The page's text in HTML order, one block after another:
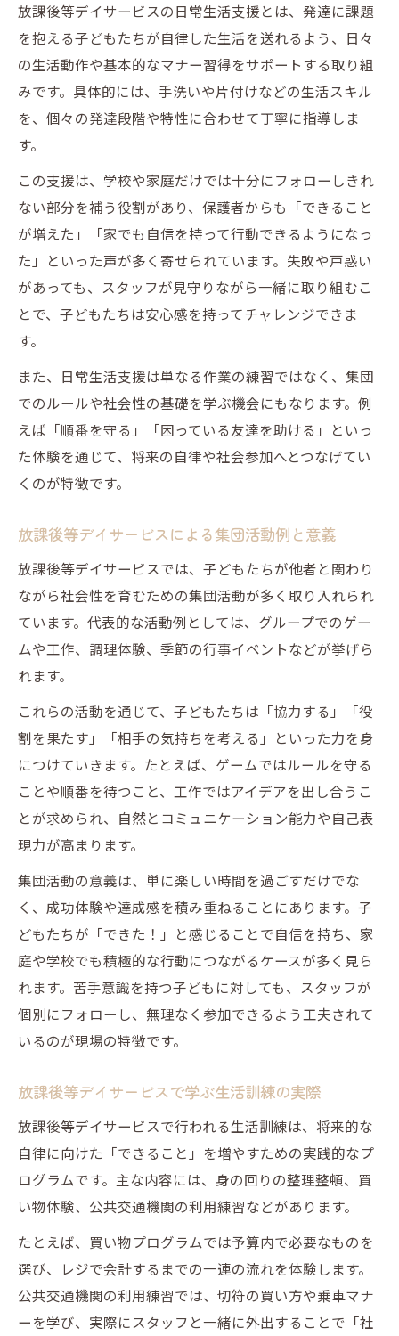
放課後等デイサービスの日常生活支援とは、発達に課題
を抱える子どもたちが自律した生活を送れるよう、日々
の生活動作や基本的なマナー習得をサポートする取り組
みです。具体的には、手洗いや片付けなどの生活スキル
を、個々の発達段階や特性に合わせて丁寧に指導しま
す。
この支援は、学校や家庭だけでは十分にフォローしきれ
ない部分を補う役割があり、保護者からも「できること
が増えた」「家でも自信を持って行動できるようになっ
た」といった声が多く寄せられています。失敗や戸惑い
があっても、スタッフが見守りながら一緒に取り組むこ
とで、子どもたちは安心感を持ってチャレンジできま
す。
また、日常生活支援は単なる作業の練習ではなく、集団
でのルールや社会性の基礎を学ぶ機会にもなります。例
えば「順番を守る」「困っている友達を助ける」といっ
た体験を通じて、将来の自律や社会参加へとつなげてい
くのが特徴です。
放課後等デイサービスによる集団活動例と意義
放課後等デイサービスでは、子どもたちが他者と関わり
ながら社会性を育むための集団活動が多く取り入れられ
ています。代表的な活動例としては、グループでのゲー
ムや工作、調理体験、季節の行事イベントなどが挙げら
れます。
これらの活動を通じて、子どもたちは「協力する」「役
割を果たす」「相手の気持ちを考える」といった力を身
につけていきます。たとえば、ゲームではルールを守る
ことや順番を待つこと、工作ではアイデアを出し合うこ
とが求められ、自然とコミュニケーション能力や自己表
現力が高まります。
集団活動の意義は、単に楽しい時間を過ごすだけでな
く、成功体験や達成感を積み重ねることにあります。子
どもたちが「できた！」と感じることで自信を持ち、家
庭や学校でも積極的な行動につながるケースが多く見ら
れます。苦手意識を持つ子どもに対しても、スタッフが
個別にフォローし、無理なく参加できるよう工夫されて
いるのが現場の特徴です。
放課後等デイサービスで学ぶ生活訓練の実際
放課後等デイサービスで行われる生活訓練は、将来的な
自律に向けた「できること」を増やすための実践的なプ
ログラムです。主な内容には、身の回りの整理整頓、買
い物体験、公共交通機関の利用練習などがあります。
たとえば、買い物プログラムでは予算内で必要なものを
選び、レジで会計するまでの一連の流れを体験します。
公共交通機関の利用練習では、切符の買い方や乗車マナ
ーを学び、実際にスタッフと一緒に外出することで「社